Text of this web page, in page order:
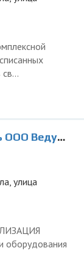
Компания
улица